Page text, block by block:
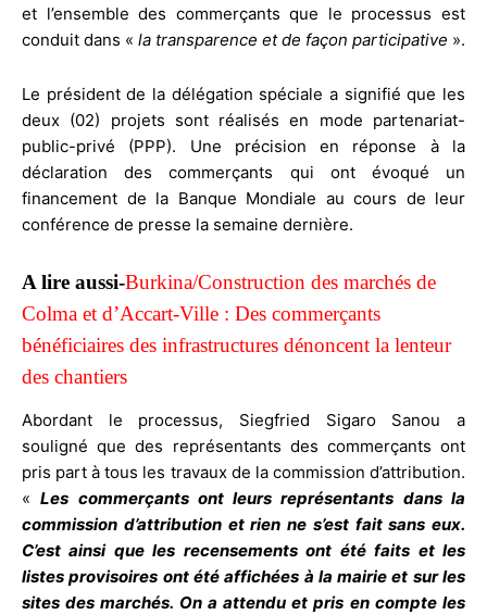
et l’ensemble des commerçants que le processus est
conduit dans « la transparence et de façon participative ».
Le président de la délégation spéciale a signifié que les
deux (02) projets sont réalisés en mode partenariat-
public-privé (PPP). Une précision en réponse à la
déclaration des commerçants qui ont évoqué un
financement de la Banque Mondiale au cours de leur
conférence de presse la semaine dernière.
A lire aussi-Burkina/Construction des marchés de
Colma et d’Accart-Ville : Des commerçants
bénéficiaires des infrastructures dénoncent la lenteur
des chantiers
Abordant le processus, Siegfried Sigaro Sanou a
souligné que des représentants des commerçants ont
pris part à tous les travaux de la commission d’attribution.
«Les commerçants ont leurs représentants dans la
commission d’attribution et rien ne s’est fait sans eux.
C’est ainsi que les recensements ont été faits et les
listes provisoires ont été affichées à la mairie et sur les
sites des marchés. On a attendu et pris en compte les